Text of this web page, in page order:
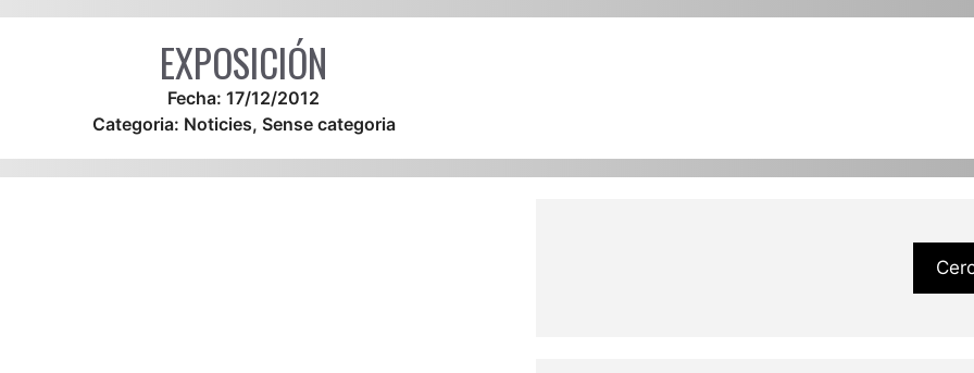
EXPOSICIÓN
Fecha: 17/12/2012
Categoria: Noticies, Sense categoria